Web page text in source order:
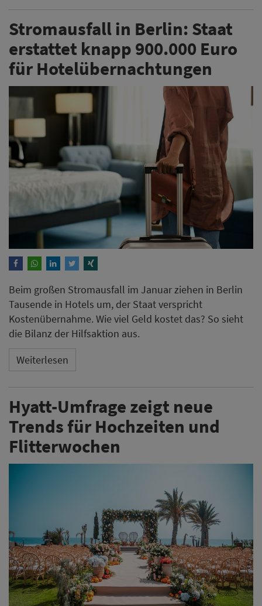
Stromausfall in Berlin: Staat
erstattet knapp 900.000 Euro
für Hotelübernachtungen
Beim großen Stromausfall im Januar ziehen in Berlin
Tausende in Hotels um, der Staat verspricht
Kostenübernahme. Wie viel Geld kostet das? So sieht
die Bilanz der Hilfsaktion aus.
Weiterlesen
Hyatt-Umfrage zeigt neue
Trends für Hochzeiten und
Flitterwochen